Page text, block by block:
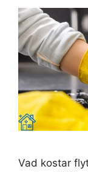
Vad kostar